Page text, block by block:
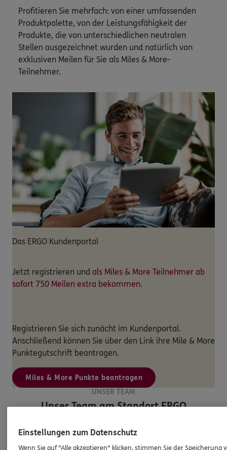
Profitieren Sie mehrfach: von einer umfassenden
Produktpalette, von der Leistungsfähigkeit der
Produkte, die von unterschiedlichen neutralen
Stellen ausgezeichnet wurden und natürlich von
exklusiven Meilen für Sie als Miles & More-
Teilnehmer.
Das ERGO Kundenportal
Jetzt registrieren und als Miles & More Teilnehmer ab
sofort 750 Meilen extra bekommen.
Registrieren Sie sich zunächt im Kundenportal.
Anschließend können Sie über den Link ihre Mile & More
Punktegutschrift beantragen.
Miles & More Punkte beantragen
UNSER TEAM
Unser Team am StandortERGO
Einstellungen zum Datenschutz
Wenn Sie auf "Alle akzeptieren" klicken, stimmen Sie der Speicherung